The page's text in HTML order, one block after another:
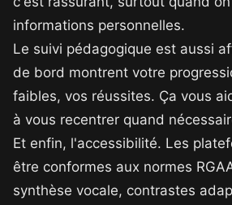
informations personnelles.
Le suivi pédagogique est aussi
de bord montrent votre
faibles, vos réussites. Ça vous
à vous recentrer quand
Et enfin, l'accessibilité. Les
être conformes aux normes
synthèse vocale, contrastes